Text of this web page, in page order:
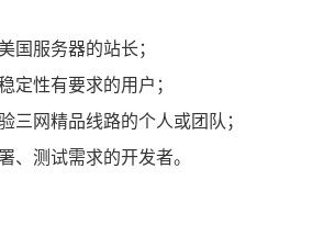
国服务器的站长；
定性有要求的用户；
三网精品线路的个人或团队；
、测试需求的开发者。